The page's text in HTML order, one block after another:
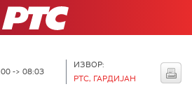
РТС
-> 08:03
ИЗВОР:
РТС, ГАРДИЈАН